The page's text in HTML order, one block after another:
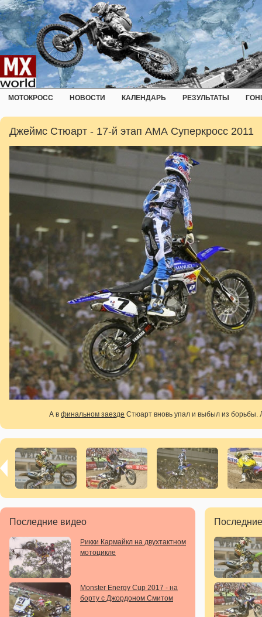
МОТОКРОСС НОВОСТИ КАЛЕНДАРЬ РЕЗУЛЬТАТЫ
Джеймс Стюарт - 17-й этап АМА Суперкросс 2011
А вфинальном заезде Стюарт вновь упал и выбыл из борьбы.
Последние видео
Рикки Кармайкл на двухтактном
мотоцикле
Monster Energy Cup 2017 - на
борту с Джордоном Смитом